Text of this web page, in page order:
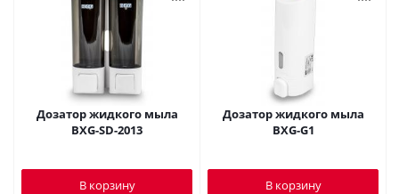
Дозатор жидкого мыла
BXG-SD-2013
В корзину
Дозатор жидкого мыла
BXG-G1
В корзину